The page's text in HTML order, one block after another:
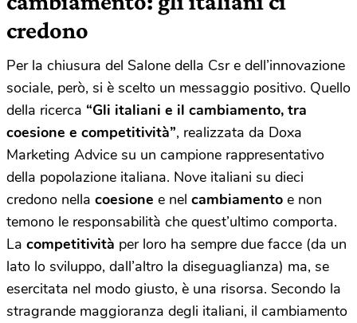
credono
Per la chiusura del Salone della Csr e dell’innovazione
sociale, però, si è scelto un messaggio positivo. Quello
della ricerca “Gli italiani e il cambiamento, tra
coesione e competitività”, realizzata da Doxa
Marketing Advice su un campione rappresentativo
della popolazione italiana. Nove italiani su dieci
credono nella coesione e nel cambiamento e non
temono le responsabilità che quest’ultimo comporta.
La competitività per loro ha sempre due facce (da un
lato lo sviluppo, dall’altro la diseguaglianza) ma, se
esercitata nel modo giusto, è una risorsa. Secondo la
stragrande maggioranza degli italiani, il cambiamento